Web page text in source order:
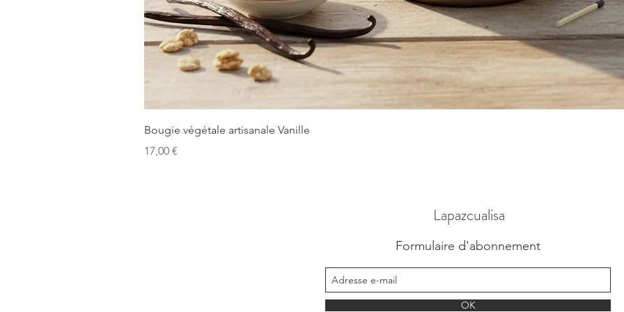
Bougie végétale artisanale Vanille
Prix
17,00 €
Lapazcualisa
Formulaire d'abonnement
OK